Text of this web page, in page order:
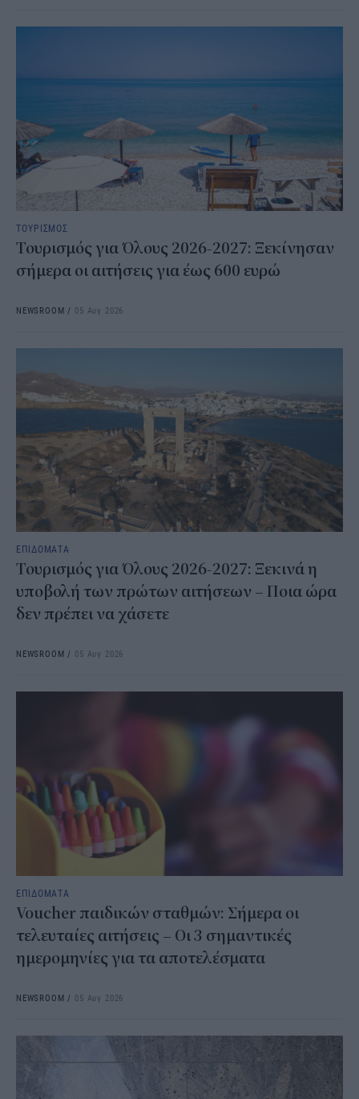
ΤΟΥΡΙΣΜΟΣ
Τουρισμός για Όλους 2026-2027: Ξεκίνησαν
σήμερα οι αιτήσεις για έως 600 ευρώ
NEWSROOM / 05 Αυγ 2026
ΕΠΙΔΟΜΑΤΑ
Τουρισμός για Όλους 2026-2027: Ξεκινά η
υποβολή των πρώτων αιτήσεων – Ποια ώρα
δεν πρέπει να χάσετε
NEWSROOM / 05 Αυγ 2026
ΕΠΙΔΟΜΑΤΑ
Voucher παιδικών σταθμών: Σήμερα οι
τελευταίες αιτήσεις – Οι 3 σημαντικές
ημερομηνίες για τα αποτελέσματα
NEWSROOM / 05 Αυγ 2026